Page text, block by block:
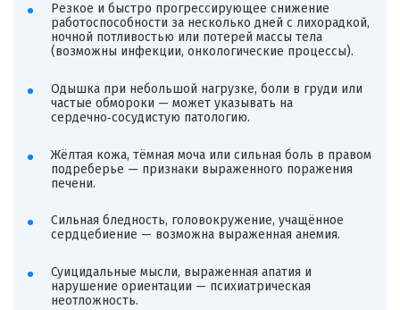
Резкое и быстро прогрессирующее снижение
работоспособности за несколько дней с лихорадкой,
ночной потливостью или потерей массы тела
(возможны инфекции, онкологические процессы).
Одышка при небольшой нагрузке, боли в груди или
частые обмороки — может указывать на
сердечно‑сосудистую патологию.
Жёлтая кожа, тёмная моча или сильная боль в правом
подреберье — признаки выраженного поражения
печени.
Сильная бледность, головокружение, учащённое
сердцебиение — возможна выраженная анемия.
Суицидальные мысли, выраженная апатия и
нарушение ориентации — психиатрическая
неотложность.